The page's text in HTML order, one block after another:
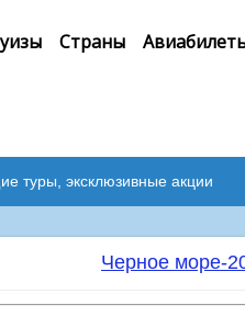
Страны
туры, эксклюзивные акции
Черное море-